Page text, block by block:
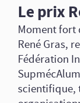
Le prix
Moment fort
René Gras,
Fédération
scientifique,